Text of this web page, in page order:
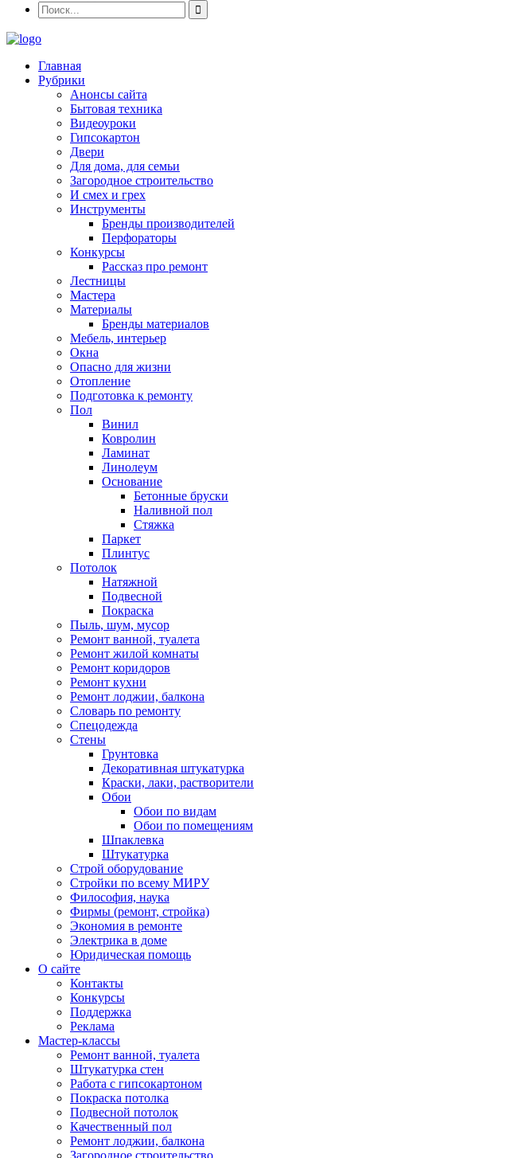
Главная
Рубрики
Анонсы сайта
Бытовая техника
Видеоуроки
Гипсокартон
Двери
Для дома, для семьи
Загородное строительство
И смех и грех
Инструменты
Бренды производителей
Перфораторы
Конкурсы
Рассказ про ремонт
Лестницы
Мастера
Материалы
Бренды материалов
Мебель, интерьер
Окна
Опасно для жизни
Отопление
Подготовка к ремонту
Пол
Винил
Ковролин
Ламинат
Линолеум
Основание
Бетонные бруски
Наливной пол
Стяжка
Паркет
Плинтус
Потолок
Натяжной
Подвесной
Покраска
Пыль, шум, мусор
Ремонт ванной, туалета
Ремонт жилой комнаты
Ремонт коридоров
Ремонт кухни
Ремонт лоджии, балкона
Словарь по ремонту
Спецодежда
Стены
Грунтовка
Декоративная штукатурка
Краски, лаки, растворители
Обои
Обои по видам
Обои по помещениям
Шпаклевка
Штукатурка
Строй оборудование
Стройки по всему МИРУ
Философия, наука
Фирмы (ремонт, стройка)
Экономия в ремонте
Электрика в доме
Юридическая помощь
О сайте
Контакты
Конкурсы
Поддержка
Реклама
Мастер-классы
Ремонт ванной, туалета
Штукатурка стен
Работа с гипсокартоном
Покраска потолка
Подвесной потолок
Качественный пол
Ремонт лоджии, балкона
Загородное строительство